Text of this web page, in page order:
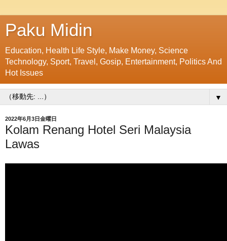
Paku Midin
Education, Health Life Style, Make Money, Science
Technology, Sport, Travel, Gosip, Entertainment, Politics And
Hot Issues
▼
2022年6月3日金曜日
Kolam Renang Hotel Seri Malaysia
Lawas